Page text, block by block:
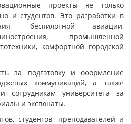
проекты не только
и студентов. Это разработки в
беспилотной авиации,
промышленной
комфортной городской
за подготовку и оформление
коммуникаций, а также
сотрудникам университета за
и экспонаты.
студентов, преподавателей и